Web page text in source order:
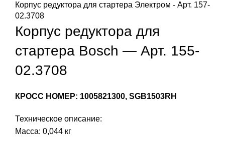
Корпус редуктора для стартера Электром - Арт. 157-
02.3708
Корпус редуктора для
стартера Bosch — Арт. 155-
02.3708
КРОСС НОМЕР: 1005821300, SGB1503RH
Техническое описание:
Масса: 0,044 кг